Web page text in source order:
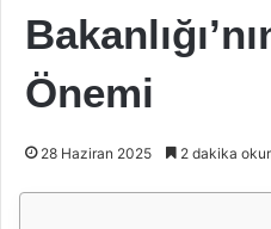
Önemi
28 Haziran 2025 2 dakika